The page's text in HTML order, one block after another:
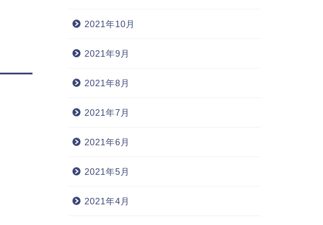
2021年10月
2021年9月
2021年8月
2021年7月
2021年6月
2021年5月
2021年4月